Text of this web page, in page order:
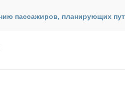
пассажиров, планирующих